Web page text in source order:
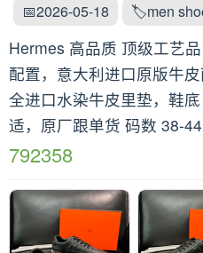
📅2026-05-18 🏷️men
Hermes 高品质 顶级工艺
配置，意大利进口原版牛
全进口水染牛皮里垫，鞋
适，原厂跟单货 码数 38-44
792358